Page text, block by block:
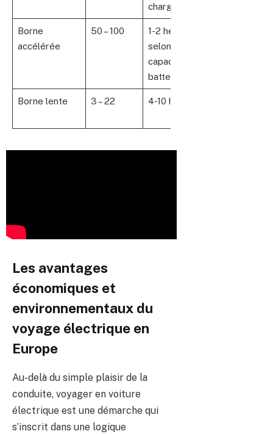
charge
Borne
accélérée
50 – 100
1-2 heures
selon
capacité
batterie
Borne lente 3 – 22 4-10 heures
Les avantages
économiques et
environnementaux du
voyage électrique en
Europe
Au-delà du simple plaisir de la
conduite, voyager en voiture
électrique est une démarche qui
s’inscrit dans une logique